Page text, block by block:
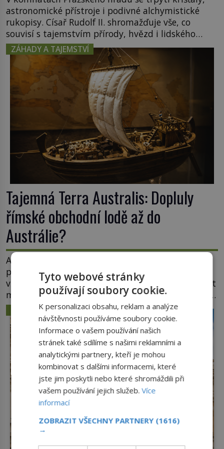
astronomické přístroje i podivné alchymistické
rukopisy. Císař Rudolf II. shromažďuje vše, co
souvisí s tajemstvím přírody, hvězd i lidského
poznání. Jenže po jeho smrti se jeho slavné sbírky
začínají rozpadat a část z nich mizí navždy. Kdo
odnesl nejvzácnější knihy? A existují ještě někde
zapomenuté rukopisy, které nikdo […]
ZÁHADY A TAJEMSTVÍ
Tajemná Terra Australis: Dopluly
římské obchodní lodě až do
Austrálie?
Australský kontinent začali Evropané objevovat a
prozkoumávat až v polovině 17. století. Existuje
však možnost, že by se o tento vzdálený kontinent
mohly zajímat již evropské starověké civilizace, a
to o 15 století dříve? Již od starověku kartografové
zakreslovali do map záhadný kontinent Terra
Australis – Jižní zemi. Proč? Do jisté míry to byl
smysl pro […]
ZÁHADY A TAJEMSTVÍ
Tyto webové stránky
používají soubory cookie.
K personalizaci obsahu, reklam a analýze
návštěvnosti používáme soubory cookie.
Informace o vašem používání našich
stránek také sdílíme s našimi reklamními a
analytickými partnery, kteří je mohou
kombinovat s dalšími informacemi, které
jste jim poskytli nebo které shromáždili při
vašem používání jejich služeb.Více
informací
ZOBRAZIT VŠECHNY PARTNERY (1616)
→